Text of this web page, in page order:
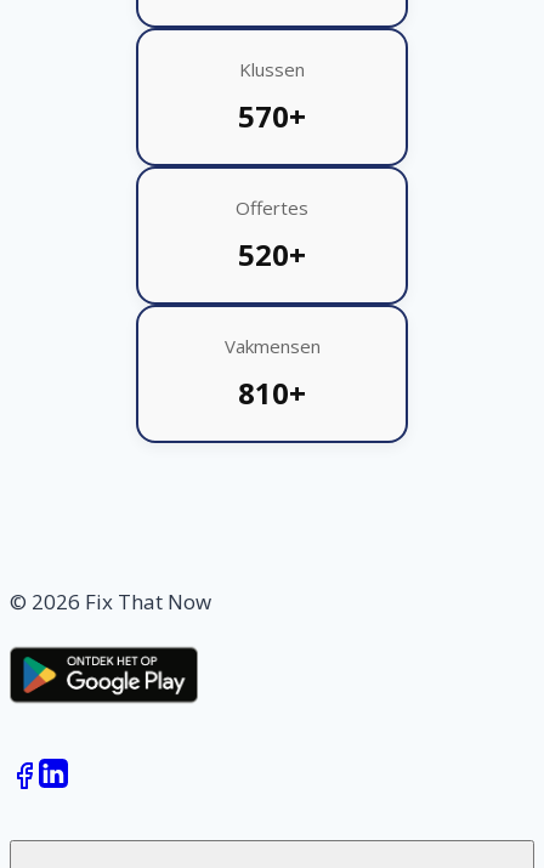
Klussen
570+
Offertes
520+
Vakmensen
810+
© 2026 Fix That Now